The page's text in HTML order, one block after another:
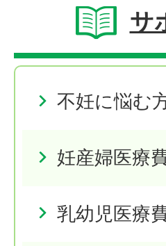
サ
不妊に悩む
妊産婦医療
乳幼児医療